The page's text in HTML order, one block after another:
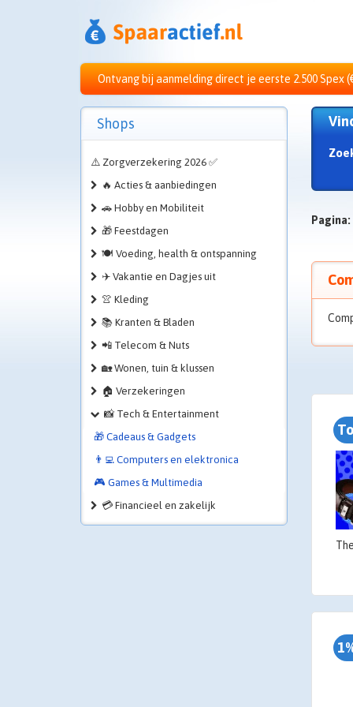
Ontvang bij aanmelding direct je eerste 2.500 Spex
Pagina:
Shops
⚠️ Zorgverzekering 2026 ✅
🔥 Acties & aanbiedingen
🚗 Hobby en Mobiliteit
🎁 Feestdagen
🍽️ Voeding, health & ontspanning
✈️ Vakantie en Dagjes uit
👚 Kleding
📚 Kranten & Bladen
📲 Telecom & Nuts
🏡 Wonen, tuin & klussen
🏠 Verzekeringen
📸 Tech & Entertainment
🎁 Cadeaus & Gadgets
👨‍💻 Computers en elektronica
🎮 Games & Multimedia
💳 Financieel en zakelijk